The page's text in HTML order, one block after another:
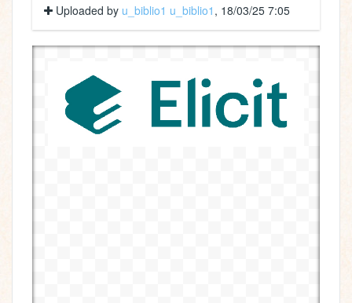
Uploaded by u_biblio1 u_biblio1 , 18/03/25 7:05